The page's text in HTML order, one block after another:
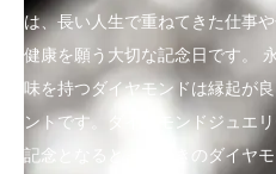
は、長い人生で重ねてきた仕事
健康を願う大切な記念日です。
味を持つダイヤモンドは縁起が
ントです。ダイヤモンドジュエ
記念となるとっておきのダイヤ